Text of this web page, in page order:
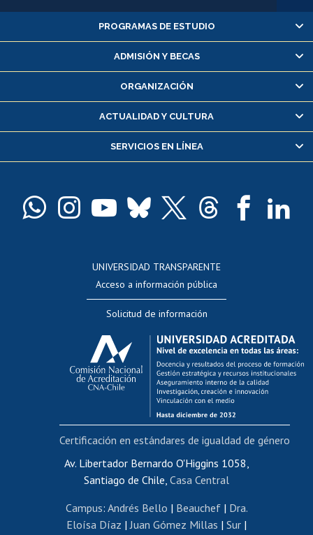
Alumnas/os y exalumnas/os
Matrícula en línea
Inscripción y cambio de asignaturas
Consulta y certificado de notas
Servicio médico y dental
Pago de arancel y crédito alumnos
Docentes
Perfeccionamiento
Editar Portafolio Académico
Evaluación docente
Calificación académica
Postulación al AUCAI
Funcionarias/os
Cursos internos de capacitación
Bienestar del personal
Portal de movilidad interna
Certificado de renta
Certificado de renta honorarios
Editar páginas blancas
PROGRAMAS DE ESTUDIO
ADMISIÓN Y BECAS
ORGANIZACIÓN
ACTUALIDAD Y CULTURA
SERVICIOS EN LÍNEA
UNIVERSIDAD TRANSPARENTE
Acceso a información pública
Solicitud de información
Av. Libertador Bernardo O'Higgins 1058,
Santiago de Chile, Casa Central
Campus: Andrés Bello | Beauchef| Dra.
Eloísa Díaz | Juan Gómez Millas | Sur |
Certificación en estándares de igualdad de género